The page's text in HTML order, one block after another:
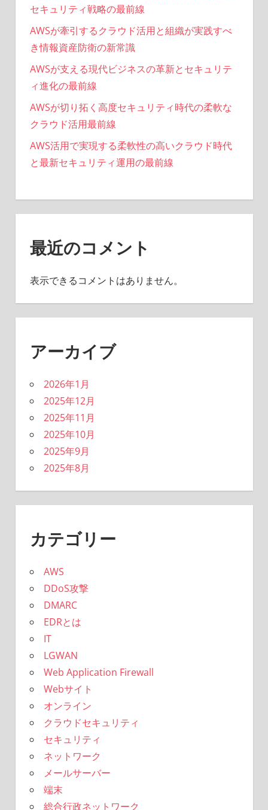
セキュリティ戦略の最前線
AWSが牽引するクラウド活用と組織が実践すべ
き情報資産防衛の新常識
AWSが支える現代ビジネスの革新とセキュリテ
ィ進化の最前線
AWSが切り拓く高度セキュリティ時代の柔軟な
クラウド活用最前線
AWS活用で実現する柔軟性の高いクラウド時代
と最新セキュリティ運用の最前線
最近のコメント
表示できるコメントはありません。
アーカイブ
2026年1月
2025年12月
2025年11月
2025年10月
2025年9月
2025年8月
カテゴリー
AWS
DDoS攻撃
DMARC
EDRとは
IT
LGWAN
Web Application Firewall
Webサイト
オンライン
クラウドセキュリティ
セキュリティ
ネットワーク
メールサーバー
端末
総合行政ネットワーク